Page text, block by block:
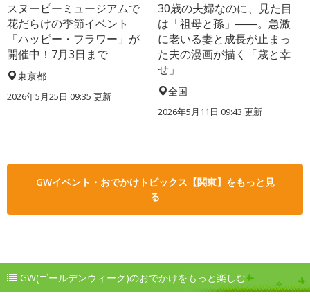
スヌーピーミュージアムで
花だらけの季節イベント
「ハッピー・フラワー」が
開催中！7月3日まで
東京都
2026年5月25日 09:35 更新
30歳の夫婦なのに、見た目
は「祖母と孫」――。急激
に老いる妻と成長が止まっ
た夫の漫画が描く「歳と幸
せ」
全国
2026年5月11日 09:43 更新
GWイベント・おでかけトピックス【関東】をもっと見
る
GW(ゴールデンウィーク)のおでかけをもっと楽しむ